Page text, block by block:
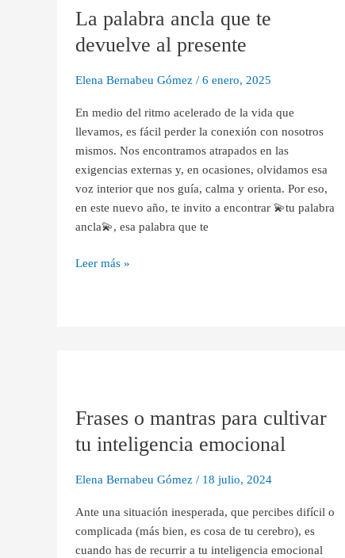
La palabra ancla que te
devuelve al presente
Elena Bernabeu Gómez / 6 enero, 2025
En medio del ritmo acelerado de la vida que
llevamos, es fácil perder la conexión con nosotros
mismos. Nos encontramos atrapados en las
exigencias externas y, en ocasiones, olvidamos esa
voz interior que nos guía, calma y orienta. Por eso,
en este nuevo año, te invito a encontrar 💫tu palabra
ancla💫, esa palabra que te
ancla
que
te
presente
Leer más »
Frases o mantras para cultivar
tu inteligencia emocional
Elena Bernabeu Gómez / 18 julio, 2024
Ante una situación inesperada, que percibes difícil o
complicada (más bien, es cosa de tu cerebro), es
cuando has de recurrir a tu inteligencia emocional
mantras
cultivar
emocional